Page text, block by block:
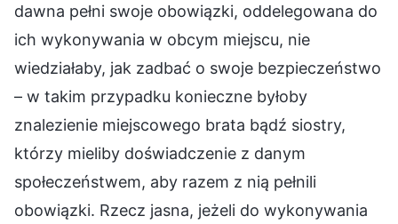
dawna pełni swoje obowiązki, oddelegowana do
ich wykonywania w obcym miejscu, nie
wiedziałaby, jak zadbać o swoje bezpieczeństwo
– w takim przypadku konieczne byłoby
znalezienie miejscowego brata bądź siostry,
którzy mieliby doświadczenie z danym
społeczeństwem, aby razem z nią pełnili
obowiązki. Rzecz jasna, jeżeli do wykonywania